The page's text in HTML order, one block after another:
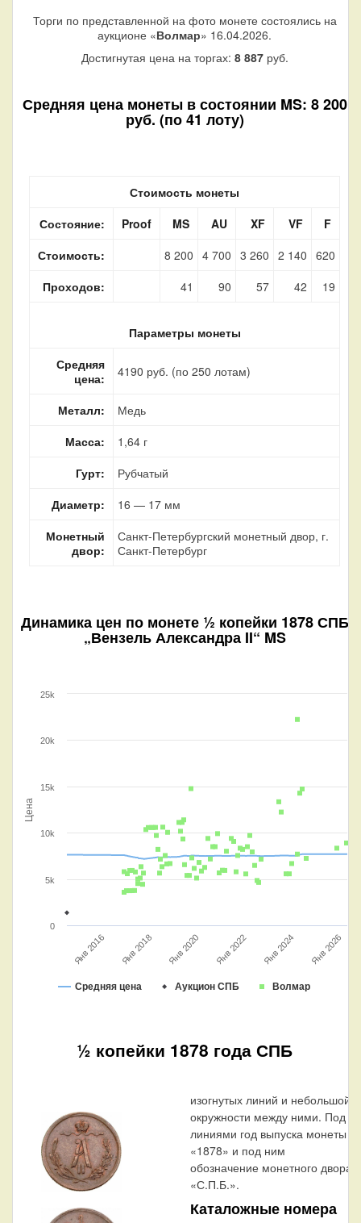
Торги по представленной на фото монете состоялись на
аукционе «Волмар» 16.04.2026.
Достигнутая цена на торгах: 8 887руб.
Средняя цена монеты в состоянии MS: 8 200
руб. (по 41 лоту)
Стоимость монеты
Состояние:
Proof MS AU XF VF
F
Стоимость:
8 200 4 700 3 260 2 140 620
Проходов:
41 90 57 42 19
Параметры монеты
Средняя
цена:
4190 руб. (по 250 лотам)
Металл:
Медь
Масса:
1,64 г
Гурт:
Рубчатый
Диаметр:
16 — 17 мм
Монетный
двор:
Санкт-Петербургский монетный двор, г.
Санкт-Петербург
Динамика цен по монете ½ копейки 1878 СПБ
„Вензель Александра II“ MS
Цена
Средняя цена Аукцион СПБ Волмар
Янв 2016 Янв 2018 Янв 2020 Янв 2022 Янв 2024 Янв 2026
0
5k
10k
15k
20k
25k
½ копейки 1878 года СПБ
изогнутых линий и небольшой
окружности между ними. Под
линиями год выпуска монеты
«1878» и под ним
обозначение монетного двора
«С.П.Б.».
Каталожные номера